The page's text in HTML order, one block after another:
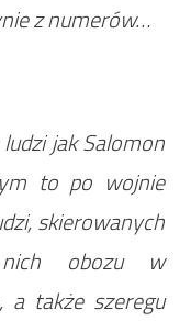
z numerów…
jak Salomon
to po wojnie
skierowanych
nich obozu w
a także szeregu